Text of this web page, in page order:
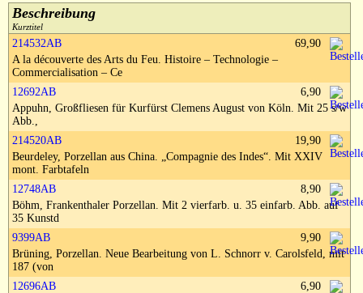
Kataloge
Über uns
AGB
Widerruf
Datenschutz
Versand&Zahlung
Impressum
Beschreibung
Kurztitel
214532AB
A la découverte des Arts du Feu. Histoire – Technologie –
Commercialisation – Ce
69,90
12692AB
Appuhn, Großfliesen für Kurfürst Clemens August von Köln. Mit 25 s/w
Abb.,
6,90
214520AB
Beurdeley, Porzellan aus China. „Compagnie des Indes“. Mit XXIV
mont. Farbtafeln
19,90
12748AB
Böhm, Frankenthaler Porzellan. Mit 2 vierfarb. u. 35 einfarb. Abb. auf
35 Kunstd
8,90
9399AB
Brüning, Porzellan. Neue Bearbeitung von L. Schnorr v. Carolsfeld, mit
187 (von
9,90
12696AB
6,90